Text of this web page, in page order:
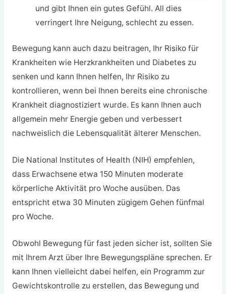
und gibt Ihnen ein gutes Gefühl. All dies
verringert Ihre Neigung, schlecht zu essen.
Bewegung kann auch dazu beitragen, Ihr Risiko für
Krankheiten wie Herzkrankheiten und Diabetes zu
senken und kann Ihnen helfen, Ihr Risiko zu
kontrollieren, wenn bei Ihnen bereits eine chronische
Krankheit diagnostiziert wurde. Es kann Ihnen auch
allgemein mehr Energie geben und verbessert
nachweislich die Lebensqualität älterer Menschen.
Die National Institutes of Health (NIH) empfehlen,
dass Erwachsene etwa 150 Minuten moderate
körperliche Aktivität pro Woche ausüben. Das
entspricht etwa 30 Minuten zügigem Gehen fünfmal
pro Woche.
Obwohl Bewegung für fast jeden sicher ist, sollten Sie
mit Ihrem Arzt über Ihre Bewegungspläne sprechen. Er
kann Ihnen vielleicht dabei helfen, ein Programm zur
Gewichtskontrolle zu erstellen, das Bewegung und